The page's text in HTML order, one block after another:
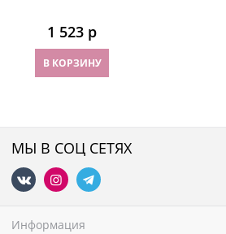
с юбкой
1 523 р
В КОРЗИНУ
МЫ В СОЦ СЕТЯХ
Информация